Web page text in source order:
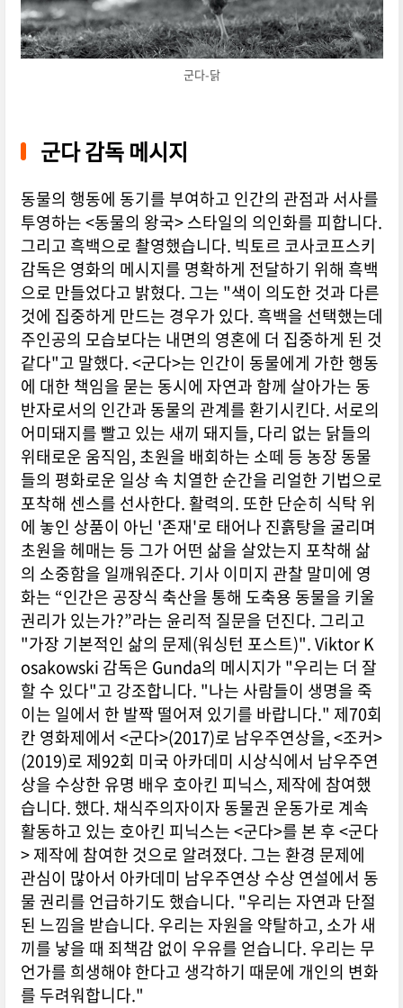
군다-닭
군다 감독 메시지
동물의 행동에 동기를 부여하고 인간의 관점과 서사를
투영하는 <동물의 왕국> 스타일의 의인화를 피합니다.
그리고 흑백으로 촬영했습니다. 빅토르 코사코프스키
감독은 영화의 메시지를 명확하게 전달하기 위해 흑백
으로 만들었다고 밝혔다. 그는 "색이 의도한 것과 다른
것에 집중하게 만드는 경우가 있다. 흑백을 선택했는데
주인공의 모습보다는 내면의 영혼에 더 집중하게 된 것
같다"고 말했다. <군다>는 인간이 동물에게 가한 행동
에 대한 책임을 묻는 동시에 자연과 함께 살아가는 동
반자로서의 인간과 동물의 관계를 환기시킨다. 서로의
어미돼지를 빨고 있는 새끼 돼지들, 다리 없는 닭들의
위태로운 움직임, 초원을 배회하는 소떼 등 농장 동물
들의 평화로운 일상 속 치열한 순간을 리얼한 기법으로
포착해 센스를 선사한다. 활력의. 또한 단순히 식탁 위
에 놓인 상품이 아닌 '존재'로 태어나 진흙탕을 굴리며
초원을 헤매는 등 그가 어떤 삶을 살았는지 포착해 삶
의 소중함을 일깨워준다. 기사 이미지 관찰 말미에 영
화는 “인간은 공장식 축산을 통해 도축용 동물을 키울
권리가 있는가?”라는 윤리적 질문을 던진다. 그리고
"가장 기본적인 삶의 문제(워싱턴 포스트)". Viktor K
osakowski 감독은 Gunda의 메시지가 "우리는 더 잘
할 수 있다"고 강조합니다. "나는 사람들이 생명을 죽
이는 일에서 한 발짝 떨어져 있기를 바랍니다." 제70회
칸 영화제에서 <군다>(2017)로 남우주연상을, <조커>
(2019)로 제92회 미국 아카데미 시상식에서 남우주연
상을 수상한 유명 배우 호아킨 피닉스, 제작에 참여했
습니다. 했다. 채식주의자이자 동물권 운동가로 계속
활동하고 있는 호아킨 피닉스는 <군다>를 본 후 <군다
> 제작에 참여한 것으로 알려졌다. 그는 환경 문제에
관심이 많아서 아카데미 남우주연상 수상 연설에서 동
물 권리를 언급하기도 했습니다. "우리는 자연과 단절
된 느낌을 받습니다. 우리는 자원을 약탈하고, 소가 새
끼를 낳을 때 죄책감 없이 우유를 얻습니다. 우리는 무
언가를 희생해야 한다고 생각하기 때문에 개인의 변화
를 두려워합니다."